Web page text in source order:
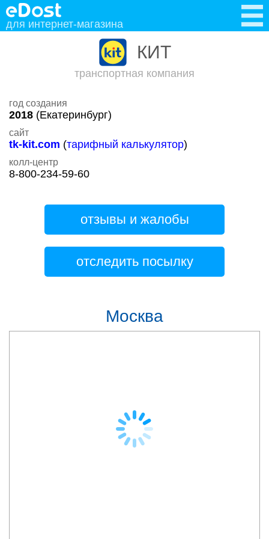
для интернет-магазина
КИТ
транспортная компания
год создания
2018 (Екатеринбург)
сайт
tk-kit.com (тарифный калькулятор)
колл-центр
8-800-234-59-60
отзывы и жалобы
отследить посылку
Москва